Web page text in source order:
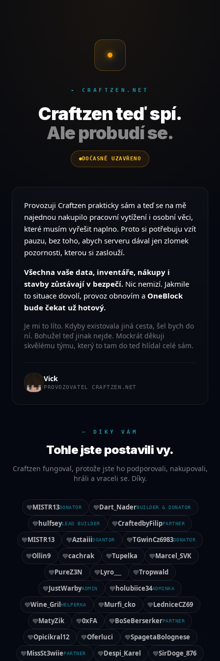
- CRAFTZEN.NET
Craftzen teď spí.
Ale probudí se.
DOČASNĚ UZAVŘENO
Provozuji Craftzen prakticky sám a teď se na mě
najednou nakupilo pracovní vytížení i osobní věci,
které musím vyřešit naplno. Proto si potřebuju vzít
pauzu, bez toho, abych serveru dával jen zlomek
pozornosti, kterou si zaslouží.
Všechna vaše data, inventáře, nákupy i
stavby zůstávají v bezpečí. Nic nemizí. Jakmile
to situace dovolí, provoz obnovím a OneBlock
bude čekat už hotový.
Je mi to líto. Kdyby existovala jiná cesta, šel bych do
ní. Bohužel teď jinak nejde. Mockrát děkuji
skvělému týmu, který to tam do teď hlídal celé sám.
Vick
PROVOZOVATEL CRAFTZEN.NET
— DÍKY VÁM
Tohle jste postavili vy.
Craftzen fungoval, protože jste ho podporovali, nakupovali,
hráli a vraceli se. Díky.
MISTR13DONATOR Dart_NaderBUILDER & DONATOR
hulfseyLEAD BUILDER CraftedbyFilipPARTNER
MISTR13 AztaiiiDOANTOR TGwinCz6983DONATOR
Ollin9 cachrak Tupelka
Marcel_SVK
PureZ3N
Lyro___
Tropwald
JustWarbyADMIN holubiice34ADMINKA
Wine_GrilHELPERKA Murfi_cko
LedniceCZ69
MatyZik
0xFA BoSeBerserkerPARTNER
Opicikral12 Oferluci
SpagetaBolognese
MissSt3wiiePARTNER Despi_Karel SirDoge_876